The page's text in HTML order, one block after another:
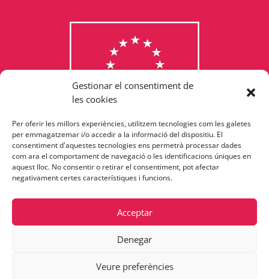
Gestionar el consentiment de
les cookies
Per oferir les millors experiències, utilitzem tecnologies com les galetes
per emmagatzemar i/o accedir a la informació del dispositiu. El
consentiment d'aquestes tecnologies ens permetrà processar dades
com ara el comportament de navegació o les identificacions úniques en
aquest lloc. No consentir o retirar el consentiment, pot afectar
negativament certes característiques i funcions.
Acceptar
Denegar
Veure preferències
Consulta els programes
finançats per la Unió Europea